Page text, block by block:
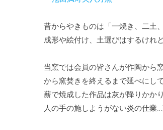
昔からやきものは「一焼き、二土
成形や絵付け、土選びはするけれ
当窯では会員の皆さんが作陶から
から窯焚きを終えるまで延べにし
薪で焼成した作品は灰が降りかか
人の手の施しようがない炎の仕業